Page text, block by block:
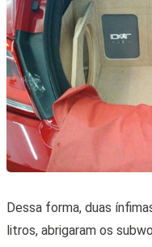
Dessa forma, duas
litros, abrigaram os